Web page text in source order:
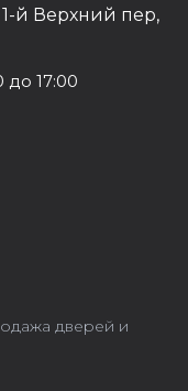
дверей и
1-й Верхний пер,
до 17:00